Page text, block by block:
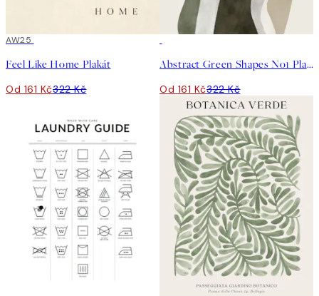
50%*
AW25
Feel Like Home Plakát
Od 161 Kč322 Kč
Abstract Green Shapes No1 Plakát
Od 161 Kč322 Kč